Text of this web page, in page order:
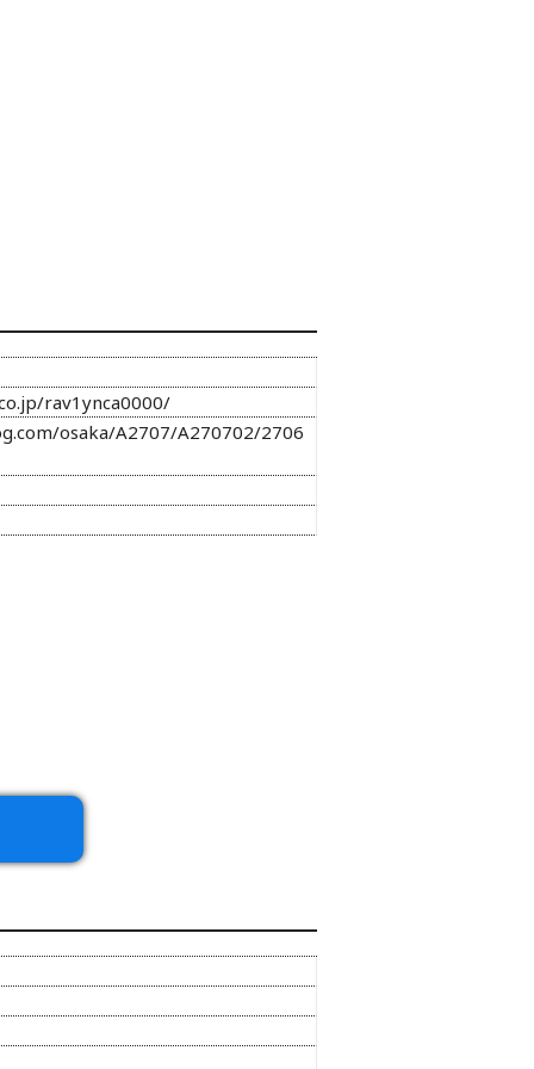
rav1ynca0000/
osaka/A2707/A270702/2706